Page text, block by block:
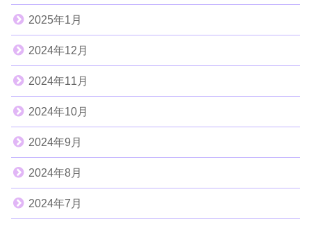
2025年1月
2024年12月
2024年11月
2024年10月
2024年9月
2024年8月
2024年7月